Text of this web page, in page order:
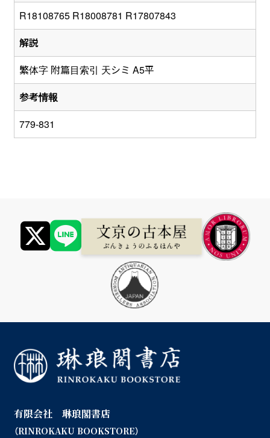
R18108765 R18008781 R17807843
解説
繁体字 附篇目索引 天シミ A5平
参考情報
779-831
有限会社 琳琅閣書店
（RINROKAKU BOOKSTORE）